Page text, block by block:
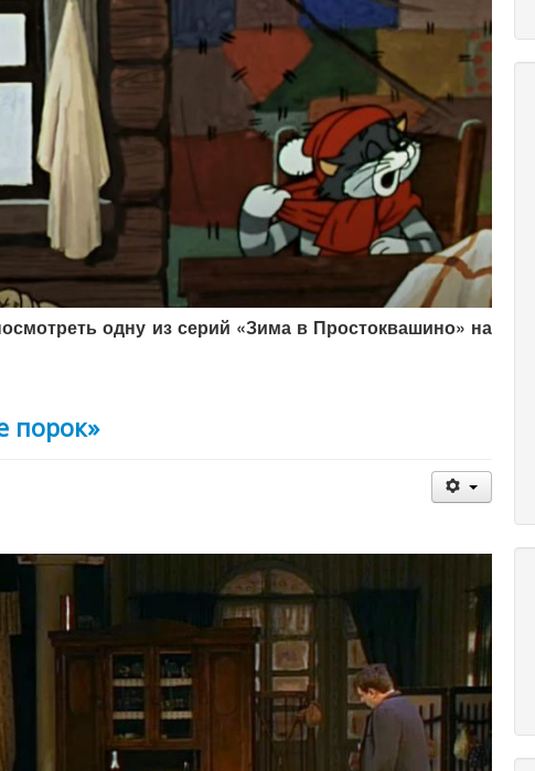
одну из серий «Зима в Простоквашино» на
порок»